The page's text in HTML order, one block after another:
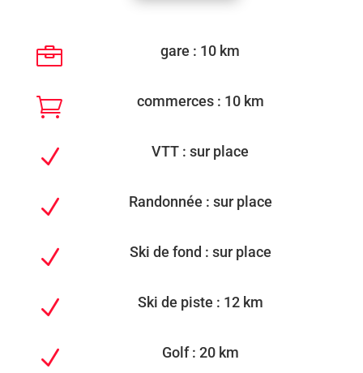
 gare : 10 km
 commerces : 10 km
N VTT : sur place
N Randonnée : sur place
N Ski de fond : sur place
N Ski de piste : 12 km
N Golf : 20 km